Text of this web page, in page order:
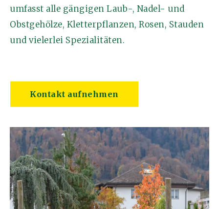
umfasst alle gängigen Laub-, Nadel- und
Obstgehölze, Kletterpflanzen, Rosen, Stauden
und vielerlei Spezialitäten.
Kontakt aufnehmen